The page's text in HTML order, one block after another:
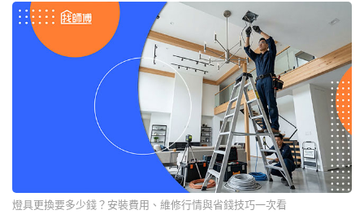
燈具更換要多少錢？安裝費用、維修行情與省錢技巧一次看